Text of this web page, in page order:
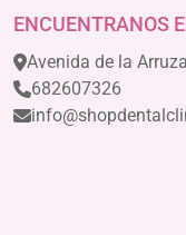
ENCUENTRANOS
Avenida de la
682607326